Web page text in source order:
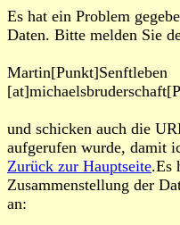
Es hat ein Problem
Daten. Bitte melden Sie
Martin[Punkt]Senftleben
und schicken auch die
aufgerufen wurde, damit
Zurück zur Hauptseite.Es
Zusammenstellung der
an: